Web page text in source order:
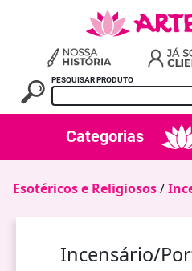
PESQUISAR PRODUTO
Categorias
Esotéricos e Religiosos/
Incensário/